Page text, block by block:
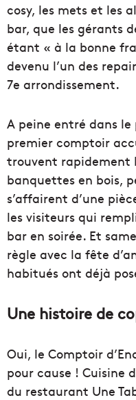
cosy, les mets et les
bar, que les gérants
étant « à la bonne
devenu l’un des
7e arrondissement.
A peine entré dans
premier comptoir
trouvent rapidement
banquettes en bois,
s’affairent d’une
les visiteurs qui
bar en soirée. Et
règle avec la fête
habitués ont déjà
Une histoire de
Oui, le Comptoir
pour cause ! Cuisine
du restaurant Une